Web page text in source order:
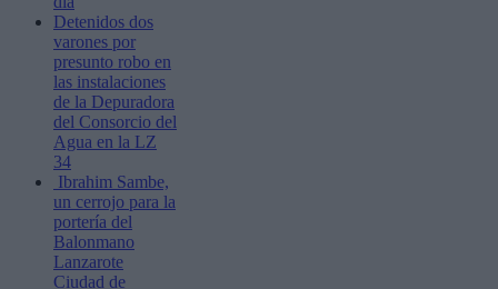
Detenidos dos
varones por
presunto robo en
las instalaciones
de la Depuradora
del Consorcio del
Agua en la LZ
34
Ibrahim Sambe,
un cerrojo para la
portería del
Balonmano
Lanzarote
Ciudad de